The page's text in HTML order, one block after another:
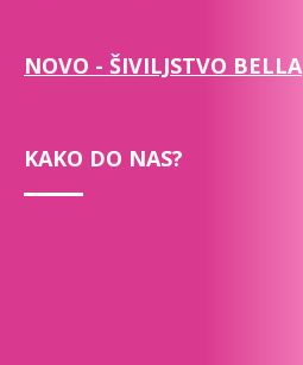
NOVO - ŠIVILJSTVO BELLA
KAKO DO NAS?